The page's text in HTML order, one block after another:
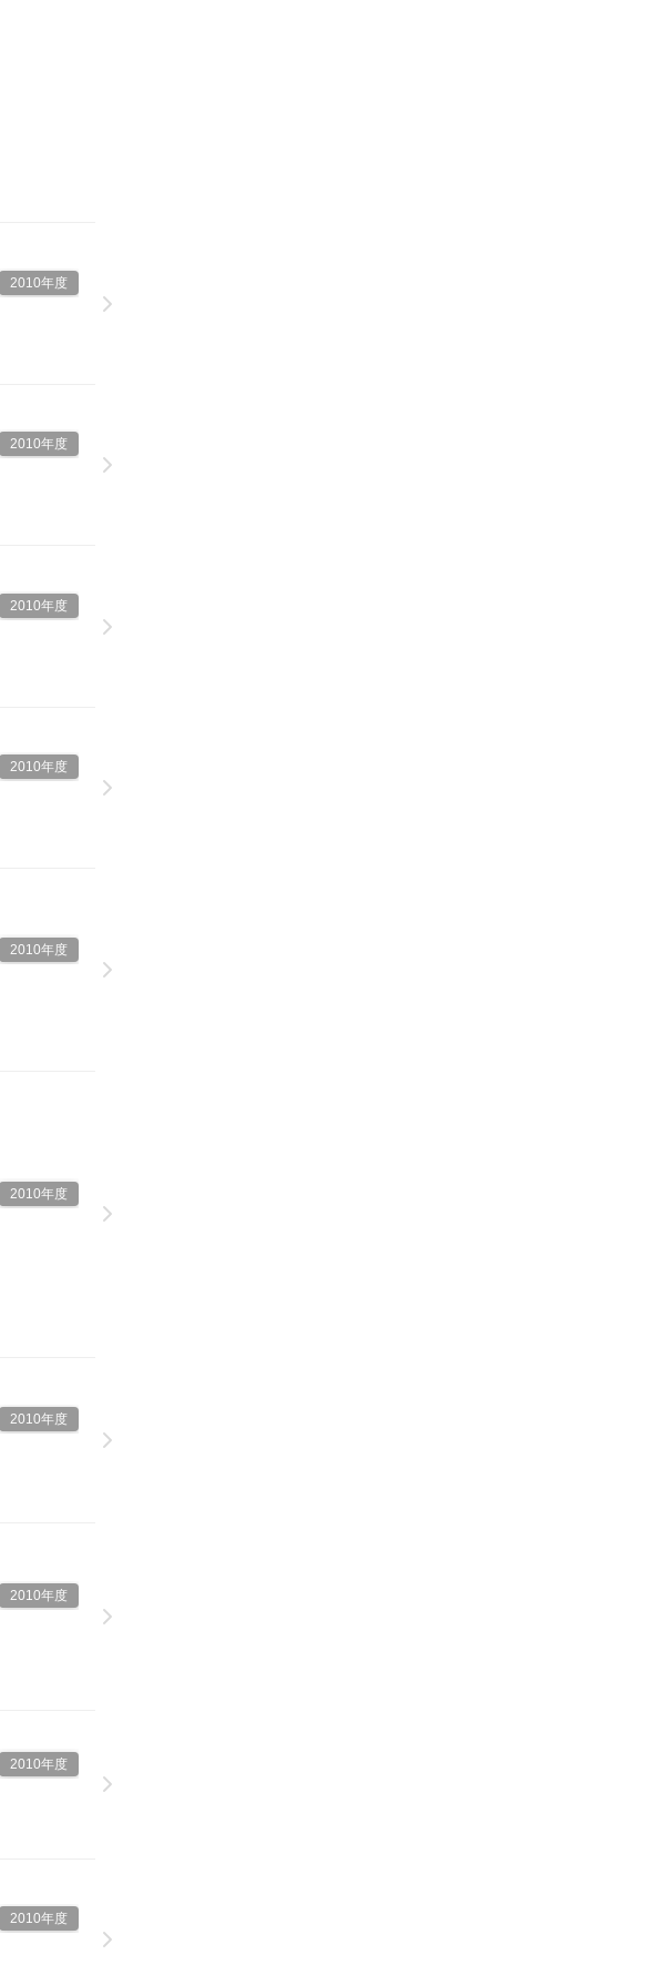
2010年度
2010年度
2010年度
2010年度
2010年度
2010年度
2010年度
2010年度
2010年度
2010年度